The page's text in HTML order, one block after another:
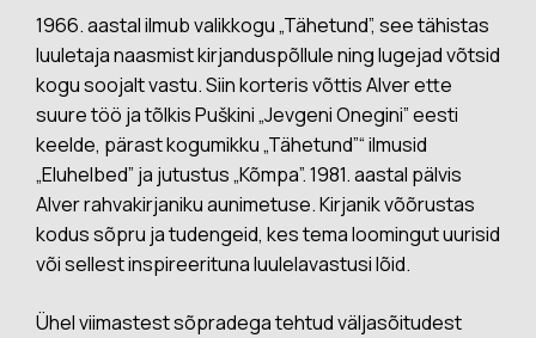
1966. aastal ilmub valikkogu „Tähetund”, see tähistas
luuletaja naasmist kirjanduspõllule ning lugejad võtsid
kogu soojalt vastu. Siin korteris võttis Alver ette
suure töö ja tõlkis Puškini „Jevgeni Onegini” eesti
keelde, pärast kogumikku „Tähetund”“ ilmusid
„Eluhelbed” ja jutustus „Kõmpa”. 1981. aastal pälvis
Alver rahvakirjaniku aunimetuse. Kirjanik võõrustas
kodus sõpru ja tudengeid, kes tema loomingut uurisid
või sellest inspireerituna luulelavastusi lõid.
Ühel viimastest sõpradega tehtud väljasõitudest